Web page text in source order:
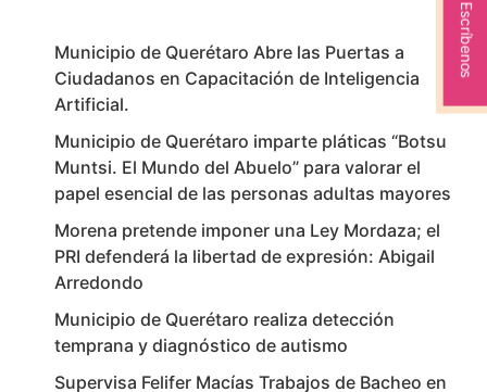
Municipio de Querétaro Abre las Puertas a
Ciudadanos en Capacitación de Inteligencia
Artificial.
Municipio de Querétaro imparte pláticas “Botsu
Muntsi. El Mundo del Abuelo” para valorar el
papel esencial de las personas adultas mayores
Morena pretende imponer una Ley Mordaza; el
PRI defenderá la libertad de expresión: Abigail
Arredondo
Municipio de Querétaro realiza detección
temprana y diagnóstico de autismo
Supervisa Felifer Macías Trabajos de Bacheo en
Escríbenos